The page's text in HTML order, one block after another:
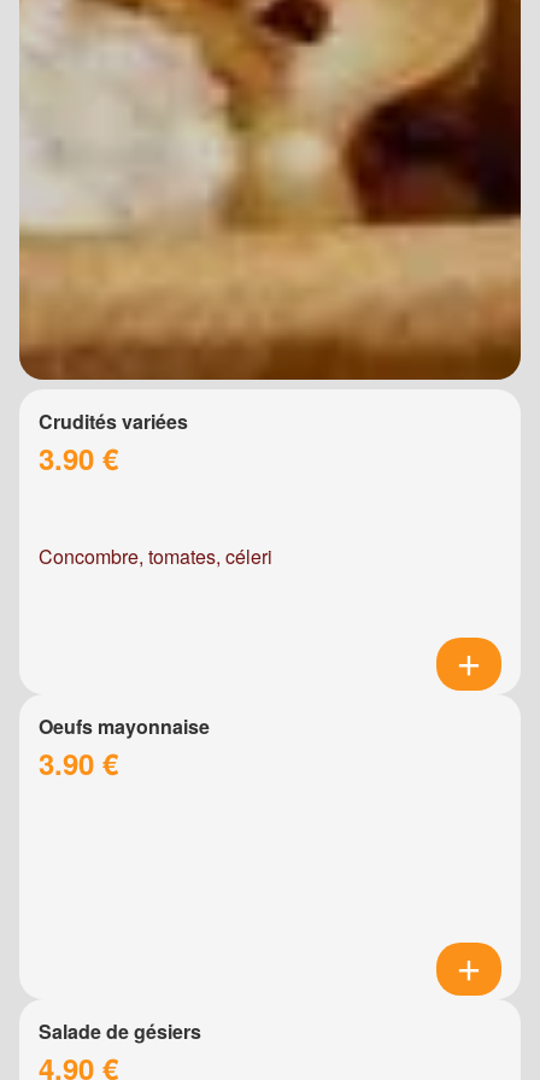
Crudités variées
3.90 €
Concombre, tomates, céleri
Oeufs mayonnaise
3.90 €
Salade de gésiers
4.90 €